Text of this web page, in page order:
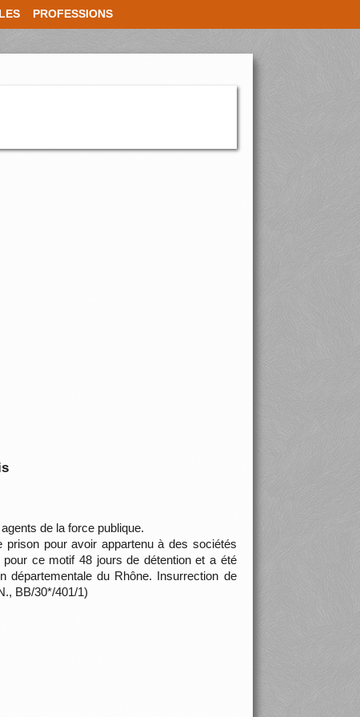
PROFESSIONS
de la force publique.
pour avoir appartenu à des sociétés
ce motif 48 jours de détention et a été
du Rhône. Insurrection de
BB/30*/401/1)